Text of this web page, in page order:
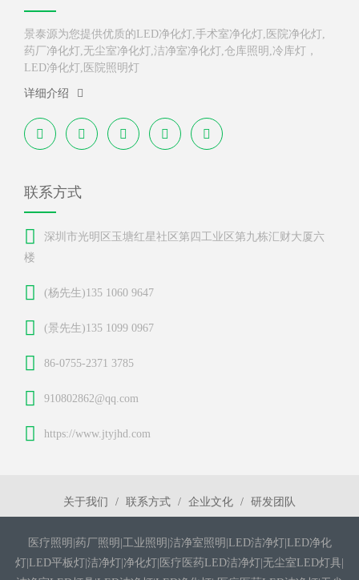
景泰源为您提供优质的LED净化灯,手术室净化灯,医院净化灯,
药厂净化灯,无尘室净化灯,洁净室净化灯,仓库照明,冷库灯，
LED净化灯,医院照明灯
详细介绍
联系方式
深圳市光明区玉塘红星社区第四工业区第九栋汇财大厦六
楼
(杨先生)135 1060 9647
(景先生)135 1099 0967
86-0755-2371 3785
910802862@qq.com
https://www.jtyjhd.com
关于我们 联系方式 企业文化 研发团队
医疗照明|药厂照明|工业照明|洁净室照明|LED洁净灯|LED净化
灯|LED平板灯|洁净灯|净化灯|医疗医药LED洁净灯|无尘室LED灯具|